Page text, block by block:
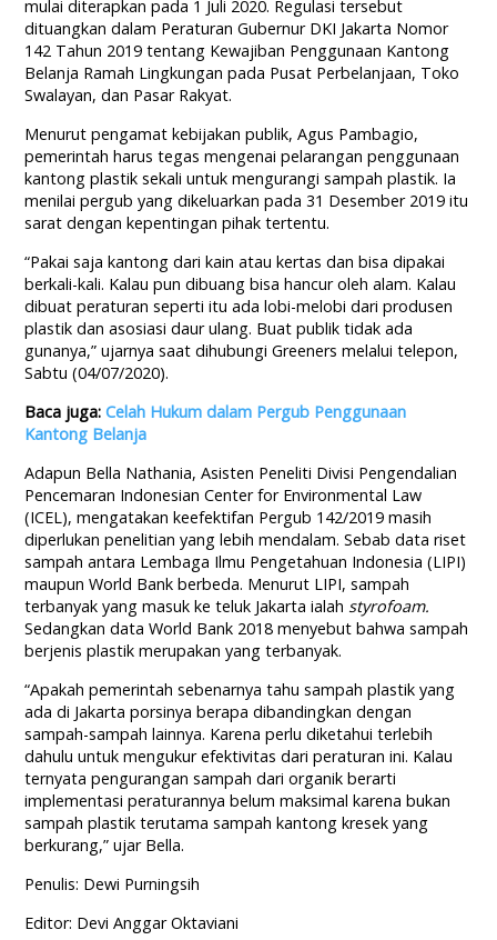
mulai diterapkan pada 1 Juli 2020. Regulasi tersebut
dituangkan dalam Peraturan Gubernur DKI Jakarta Nomor
142 Tahun 2019 tentang Kewajiban Penggunaan Kantong
Belanja Ramah Lingkungan pada Pusat Perbelanjaan, Toko
Swalayan, dan Pasar Rakyat.
Menurut pengamat kebijakan publik, Agus Pambagio,
pemerintah harus tegas mengenai pelarangan penggunaan
kantong plastik sekali untuk mengurangi sampah plastik. Ia
menilai pergub yang dikeluarkan pada 31 Desember 2019 itu
sarat dengan kepentingan pihak tertentu.
“Pakai saja kantong dari kain atau kertas dan bisa dipakai
berkali-kali. Kalau pun dibuang bisa hancur oleh alam. Kalau
dibuat peraturan seperti itu ada lobi-melobi dari produsen
plastik dan asosiasi daur ulang. Buat publik tidak ada
gunanya,” ujarnya saat dihubungi Greeners melalui telepon,
Sabtu (04/07/2020).
Baca juga:Celah Hukum dalam Pergub Penggunaan
Kantong Belanja
Adapun Bella Nathania, Asisten Peneliti Divisi Pengendalian
Pencemaran Indonesian Center for Environmental Law
(ICEL), mengatakan keefektifan Pergub 142/2019 masih
diperlukan penelitian yang lebih mendalam. Sebab data riset
sampah antara Lembaga Ilmu Pengetahuan Indonesia (LIPI)
maupun World Bank berbeda. Menurut LIPI, sampah
terbanyak yang masuk ke teluk Jakarta ialah styrofoam.
Sedangkan data World Bank 2018 menyebut bahwa sampah
berjenis plastik merupakan yang terbanyak.
“Apakah pemerintah sebenarnya tahu sampah plastik yang
ada di Jakarta porsinya berapa dibandingkan dengan
sampah-sampah lainnya. Karena perlu diketahui terlebih
dahulu untuk mengukur efektivitas dari peraturan ini. Kalau
ternyata pengurangan sampah dari organik berarti
implementasi peraturannya belum maksimal karena bukan
sampah plastik terutama sampah kantong kresek yang
berkurang,” ujar Bella.
Penulis: Dewi Purningsih
Editor: Devi Anggar Oktaviani